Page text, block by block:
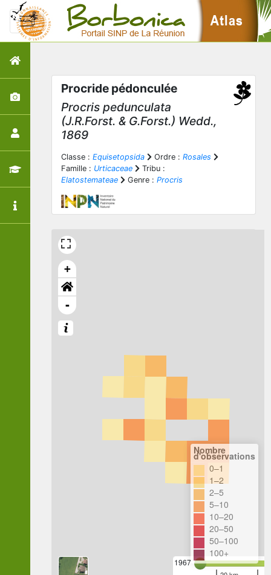
Procride pédonculée
Procris pedunculata
(J.R.Forst. & G.Forst.) Wedd.,
1869
Classe : Equisetopsida Ordre : Rosales
Famille : Urticaceae
Tribu :
Elatostemateae
Genre : Procris
+
-
1967
Nombre
d'observations
0–1
1–2
2–5
5–10
10–20
20–50
50–100
100+